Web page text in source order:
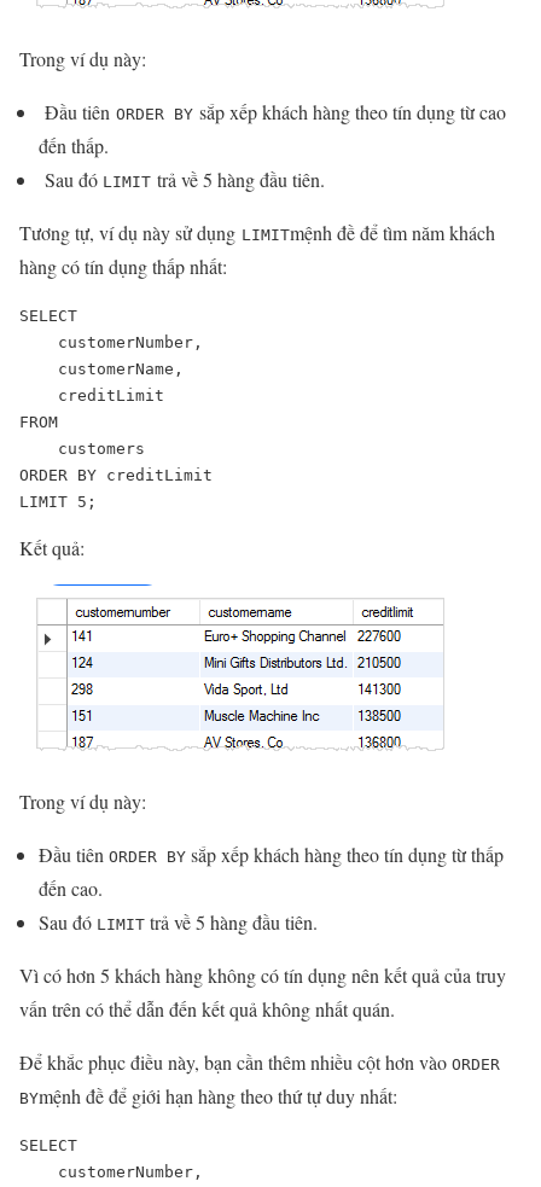
Trong ví dụ này:
Đầu tiên ORDER BY sắp xếp khách hàng theo tín dụng từ cao
đến thấp.
Sau đó LIMIT trả về 5 hàng đầu tiên.
Tương tự, ví dụ này sử dụng LIMITmệnh đề để tìm năm khách
hàng có tín dụng thấp nhất:
SELECT
    customerNumber,
    customerName,
    creditLimit
FROM
    customers
ORDER BY creditLimit
LIMIT 5;
Kết quả:
Trong ví dụ này:
Đầu tiên ORDER BY sắp xếp khách hàng theo tín dụng từ thấp
đến cao.
Sau đó LIMIT trả về 5 hàng đầu tiên.
Vì có hơn 5 khách hàng không có tín dụng nên kết quả của truy
vấn trên có thể dẫn đến kết quả không nhất quán.
Để khắc phục điều này, bạn cần thêm nhiều cột hơn vào ORDER
BYmệnh đề để giới hạn hàng theo thứ tự duy nhất:
SELECT
    customerNumber,